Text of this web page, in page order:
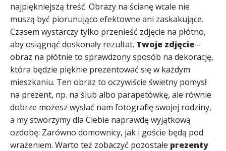
najpiękniejszą treść. Obrazy na ścianę wcale nie
muszą być piorunująco efektowne ani zaskakujące.
Czasem wystarczy tylko przenieść zdjęcie na płótno,
aby osiągnąć doskonały rezultat. Twoje zdjęcie –
obraz na płótnie to sprawdzony sposób na dekorację,
która będzie pięknie prezentować się w każdym
mieszkaniu. Ten obraz to oczywiście świetny pomysł
na prezent, np. na ślub albo parapetówkę, ale równie
dobrze możesz wysłać nam fotografię swojej rodziny,
a my stworzymy dla Ciebie naprawdę wyjątkową
ozdobę. Zarówno domownicy, jak i goście będą pod
wrażeniem. Warto też zobaczyć pozostałe prezenty